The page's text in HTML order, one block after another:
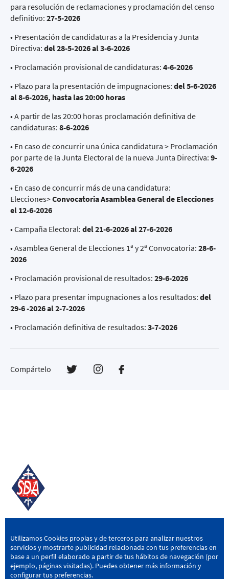
para resolución de reclamaciones y proclamación del censo
definitivo: 27-5-2026
• Presentación de candidaturas a la Presidencia y Junta
Directiva: del 28-5-2026 al 3-6-2026
• Proclamación provisional de candidaturas: 4-6-2026
• Plazo para la presentación de impugnaciones: del 5-6-2026
al 8-6-2026, hasta las 20:00 horas
• A partir de las 20:00 horas proclamación definitiva de
candidaturas: 8-6-2026
• En caso de concurrir una única candidatura > Proclamación
por parte de la Junta Electoral de la nueva Junta Directiva: 9-
6-2026
• En caso de concurrir más de una candidatura:
Elecciones>Convocatoria Asamblea General de Elecciones
el 12-6-2026
• Campaña Electoral: del 21-6-2026 al 27-6-2026
• Asamblea General de Elecciones 1ª y 2ª Convocatoria: 28-6-
2026
• Proclamación provisional de resultados: 29-6-2026
• Plazo para presentar impugnaciones a los resultados: del
29-6 -2026 al 2-7-2026
• Proclamación definitiva de resultados: 3-7-2026
Compártelo
SD AMOREBIETA
San Miguel Kalea, 16, 48340 Amorebieta, Bizkaia
946 604 751 | sda@sdamorebieta.eus
Utilizamos Cookies propias y de terceros para analizar nuestros
servicios y mostrarte publicidad relacionada con tus preferencias en
base a un perfil elaborado a partir de tus hábitos de navegación (por
ejemplo, páginas visitadas). Puedes obtener más información y
configurar tus preferencias.